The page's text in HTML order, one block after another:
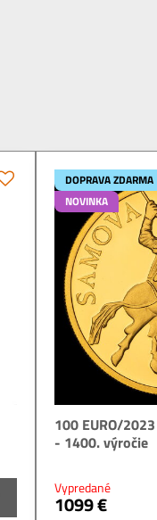
DOPRAVA ZDARMA
NOVINKA
100 EURO/
- 1400. výročie
Vypredané
1099 €